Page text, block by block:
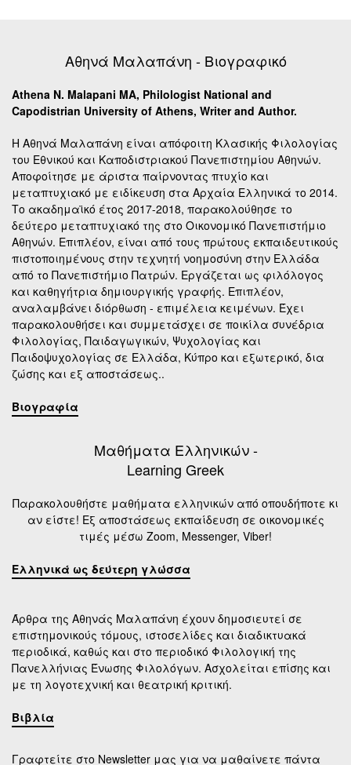
Αθηνά Μαλαπάνη - Βιογραφικό
Athena N. Malapani MA, Philologist National and
Capodistrian University of Athens, Writer and Author.
Η Αθηνά Μαλαπάνη είναι απόφοιτη Κλασικής Φιλολογίας
του Εθνικού και Καποδιστριακού Πανεπιστημίου Αθηνών.
Αποφοίτησε με άριστα παίρνοντας πτυχίο και
μεταπτυχιακό με ειδίκευση στα Αρχαία Ελληνικά το 2014.
Το ακαδημαϊκό έτος 2017-2018, παρακολούθησε το
δεύτερο μεταπτυχιακό της στο Οικονομικό Πανεπιστήμιο
Αθηνών. Επιπλέον, είναι από τους πρώτους εκπαιδευτικούς
πιστοποιημένους στην τεχνητή νοημοσύνη στην Ελλάδα
από το Πανεπιστήμιο Πατρών. Εργάζεται ως φιλόλογος
και καθηγήτρια δημιουργικής γραφής. Επιπλέον,
αναλαμβάνει διόρθωση - επιμέλεια κειμένων. Έχει
παρακολουθήσει και συμμετάσχει σε ποικίλα συνέδρια
Φιλολογίας, Παιδαγωγικών, Ψυχολογίας και
Παιδοψυχολογίας σε Ελλάδα, Κύπρο και εξωτερικό, δια
ζώσης και εξ αποστάσεως..
Βιογραφία
Μαθήματα Ελληνικών -
Learning Greek
Παρακολουθήστε μαθήματα ελληνικών από οπουδήποτε κι
αν είστε! Εξ αποστάσεως εκπαίδευση σε οικονομικές
τιμές μέσω Zoom, Messenger, Viber!
Ελληνικά ως δεύτερη γλώσσα
Άρθρα της Αθηνάς Μαλαπάνη έχουν δημοσιευτεί σε
επιστημονικούς τόμους, ιστοσελίδες και διαδικτυακά
περιοδικά, καθώς και στο περιοδικό Φιλολογική της
Πανελλήνιας Ένωσης Φιλολόγων. Ασχολείται επίσης και
με τη λογοτεχνική και θεατρική κριτική.
Βιβλία
Γραφτείτε στο Newsletter μας για να μαθαίνετε πάντα